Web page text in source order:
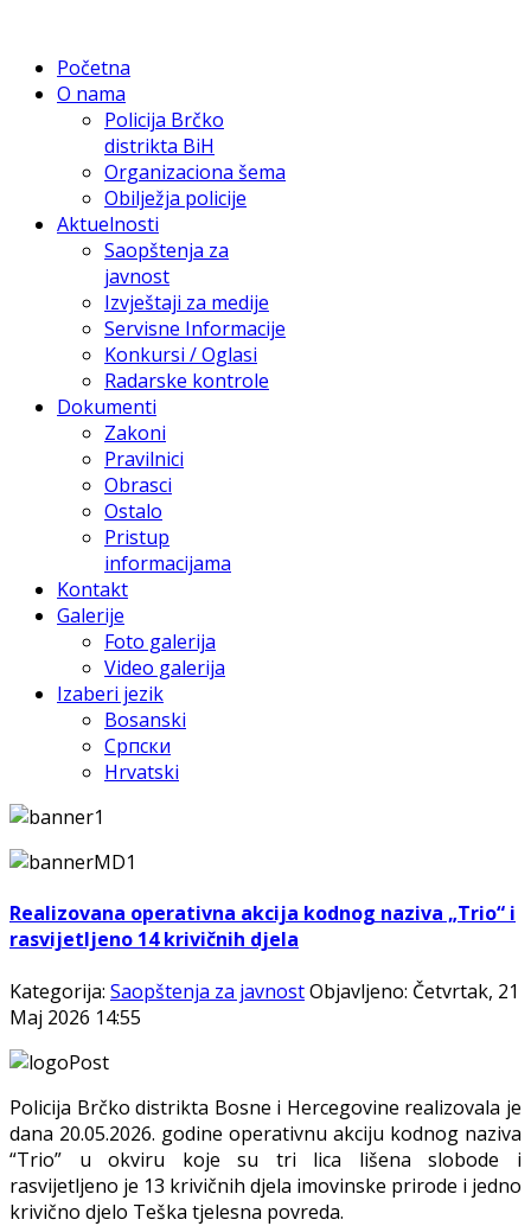
Početna
O nama
Policija Brčko
distrikta BiH
Organizaciona šema
Obilježja policije
Aktuelnosti
Saopštenja za
javnost
Izvještaji za medije
Servisne Informacije
Konkursi / Oglasi
Radarske kontrole
Dokumenti
Zakoni
Pravilnici
Obrasci
Ostalo
Pristup
informacijama
Kontakt
Galerije
Foto galerija
Video galerija
Izaberi jezik
Bosanski
Српски
Hrvatski
Realizovana operativna akcija kodnog naziva „Trio“ i
rasvijetljeno 14 krivičnih djela
Kategorija: Saopštenja za javnostObjavljeno: Četvrtak, 21
Maj 2026 14:55
Policija Brčko distrikta Bosne i Hercegovine realizovala je
dana 20.05.2026. godine operativnu akciju kodnog naziva
“Trio” u okviru koje su tri lica lišena slobode i
rasvijetljeno je 13 krivičnih djela imovinske prirode i jedno
krivično djelo Teška tjelesna povreda.